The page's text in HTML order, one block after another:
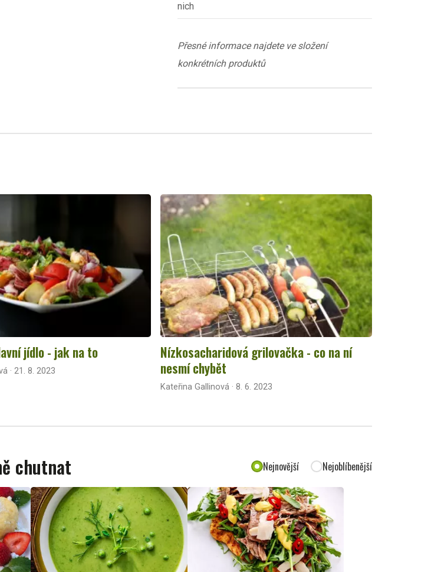
nich
Přesné informace najdete ve složení
konkrétních produktů
jídlo - jak na to
· 21. 8. 2023
Nízkosacharidová grilovačka - co na ní
nesmí chybět
Kateřina Gallinová · 8. 6. 2023
chutnat Nejnovější Nejoblíbenější